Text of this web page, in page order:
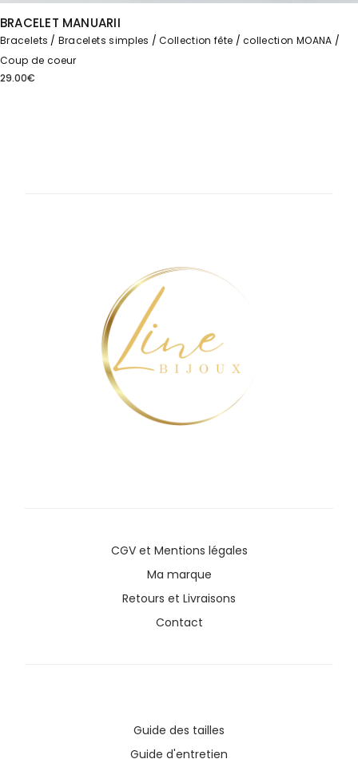
BRACELET MANUARII
Bracelets Bracelets simples Collection fête
collection MOANA
Coup de coeur
29.00€
CGVet Mentions légales
Ma marque
Retours et Livraisons
Contact
Guide des tailles
Guide d'entretien